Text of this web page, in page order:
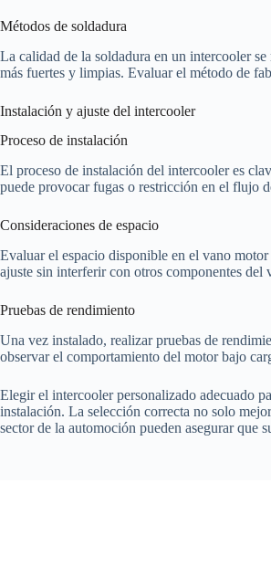
Métodos de soldadura
La calidad de la soldadura en un intercooler
más fuertes y limpias. Evaluar el método de
Instalación y ajuste del intercooler
Proceso de instalación
El proceso de instalación del intercooler es
puede provocar fugas o restricción en el flujo
Consideraciones de espacio
Evaluar el espacio disponible en el vano
ajuste sin interferir con otros componentes
Pruebas de rendimiento
Una vez instalado, realizar pruebas de
observar el comportamiento del motor bajo
Elegir el intercooler personalizado adecuado
instalación. La selección correcta no solo
sector de la automoción pueden asegurar que